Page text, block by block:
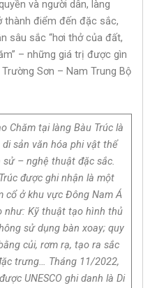
và người dân, làng
thành điểm đến đặc sắc,
sâu sắc “hơi thở của đất,
– những giá trị được gìn
Sơn – Nam Trung Bộ
Chăm tại làng Bàu Trúc là
sản văn hóa phi vật thể
– nghệ thuật đặc sắc.
được ghi nhận là một
cổ ở khu vực Đông Nam Á
như: Kỹ thuật tạo hình thủ
sử dụng bàn xoay; quy
củi, rơm rạ, tạo ra sắc
trưng… Tháng 11/2022,
UNESCO ghi danh là Di